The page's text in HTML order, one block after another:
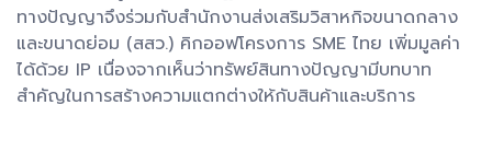
ทางปัญญาจึงร่วมกับสำนักงานส่งเสริมวิสาหกิจขนาดกลาง
และขนาดย่อม (สสว.) คิกออฟโครงการ SME ไทย เพิ่มมูลค่า
ได้ด้วย IP เนื่องจากเห็นว่าทรัพย์สินทางปัญญามีบทบาท
สำคัญในการสร้างความแตกต่างให้กับสินค้าและบริการ